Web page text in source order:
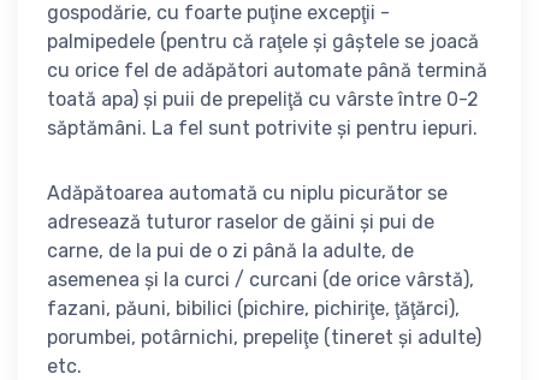
gospodărie, cu foarte puţine excepţii -
palmipedele (pentru că raţele şi gâştele se joacă
cu orice fel de adăpători automate până termină
toată apa) şi puii de prepeliţă cu vârste între 0-2
săptămâni. La fel sunt potrivite și pentru iepuri.
Adăpătoarea automată cu niplu picurător se
adresează tuturor raselor de găini şi pui de
carne, de la pui de o zi până la adulte, de
asemenea şi la curci / curcani (de orice vârstă),
fazani, păuni, bibilici (pichire, pichiriţe, ţăţărci),
porumbei, potârnichi, prepeliţe (tineret şi adulte)
etc.